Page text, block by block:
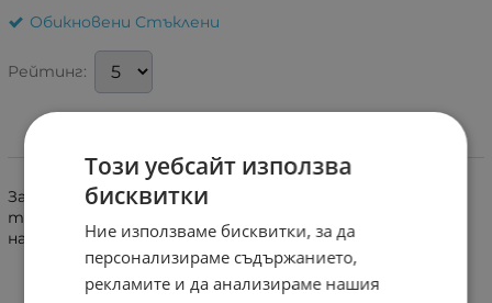
Обикновени Стъклени
Рейтинг:
Информация
Закалено стъкло , максимална защита за вашият
телефон. ??зключително устойчиво на удар и
надраскване, без балончета.
Този уебсайт използва
бисквитки
Ние използваме бисквитки, за да
персонализираме съдържанието,
рекламите и да анализираме нашия